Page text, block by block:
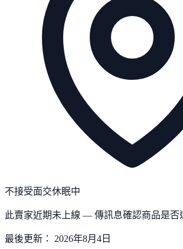
不接受面交休眠中
此賣家近期未上線 — 傳訊息確認商品是否
最後更新： 2026年8月4日